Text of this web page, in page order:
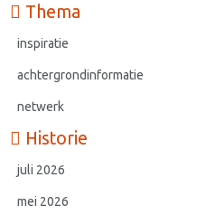
Thema
inspiratie
achtergrondinformatie
netwerk
Historie
juli 2026
mei 2026